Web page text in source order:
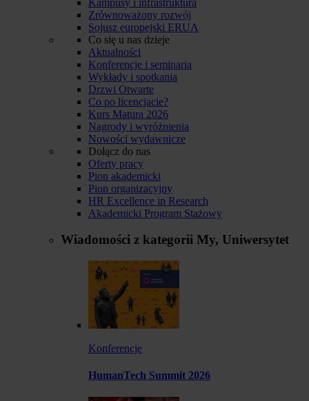
Zrównoważony rozwój
Sojusz europejski ERUA
Co się u nas dzieje
Aktualności
Konferencje i seminaria
Wykłady i spotkania
Drzwi Otwarte
Co po licencjacie?
Kurs Matura 2026
Nagrody i wyróżnienia
Nowości wydawnicze
Dołącz do nas
Oferty pracy
Pion akademicki
Pion organizacyjny
HR Excellence in Research
Akademicki Program Stażowy
Wiadomości z kategorii My, Uniwersytet
Konferencje
HumanTech Summit 2026